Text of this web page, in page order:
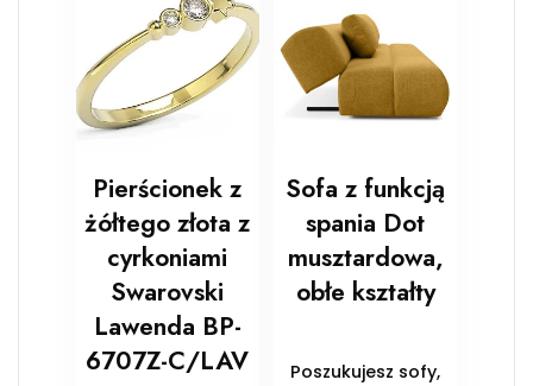
Pierścionek z
żółtego złota z
cyrkoniami
Swarovski
Lawenda BP-
6707Z-C/LAV
Sofa z funkcją
spania Dot
musztardowa,
obłe kształty
Poszukujesz sofy,